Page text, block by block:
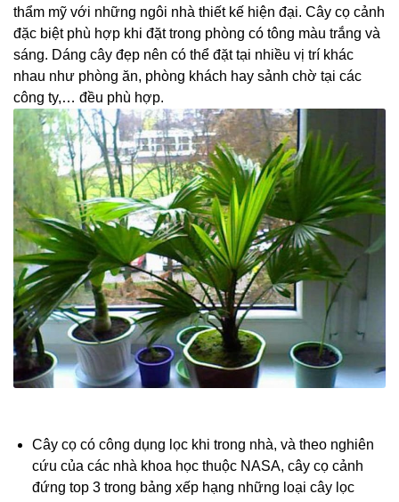
thẩm mỹ với những ngôi nhà thiết kế hiện đại. Cây cọ cảnh
đặc biệt phù hợp khi đặt trong phòng có tông màu trắng và
sáng. Dáng cây đẹp nên có thể đặt tại nhiều vị trí khác
nhau như phòng ăn, phòng khách hay sảnh chờ tại các
công ty,… đều phù hợp.
Cây cọ có công dụng lọc khi trong nhà, và theo nghiên
cứu của các nhà khoa học thuộc NASA, cây cọ cảnh
đứng top 3 trong bảng xếp hạng những loại cây lọc